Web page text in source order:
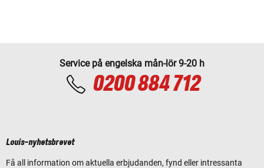
Service på engelska mån-lör 9-20 h
0200 884 712
Louis-nyhetsbrevet
Få all information om aktuella erbjudanden, fynd eller intressanta